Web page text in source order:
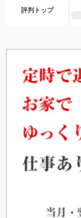
評判トップ